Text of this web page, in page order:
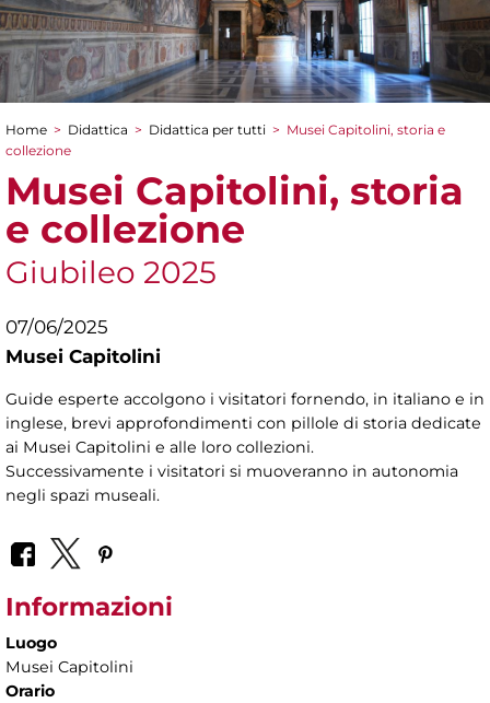
Tu sei qui
Home > Didattica > Didattica per tutti > Musei Capitolini, storia e
collezione
Musei Capitolini, storia
e collezione
Giubileo 2025
07/06/2025
Musei Capitolini
Guide esperte accolgono i visitatori fornendo, in italiano e in
inglese, brevi approfondimenti con pillole di storia dedicate
ai Musei Capitolini e alle loro collezioni.
Successivamente i visitatori si muoveranno in autonomia
negli spazi museali.
Informazioni
Luogo
Musei Capitolini
Orario